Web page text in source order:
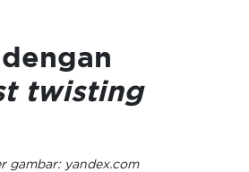
twisting
gambar: yandex.com